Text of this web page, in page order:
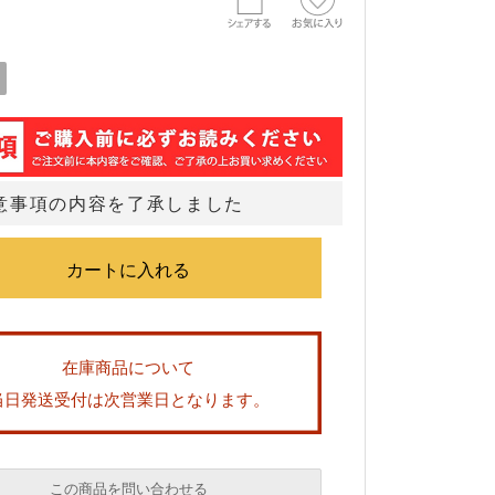
事項の内容を了承しました
在庫商品について
日発送受付は次営業日となります。
この商品を問い合わせる